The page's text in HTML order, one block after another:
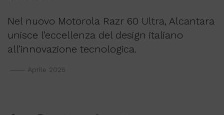
Nel nuovo Motorola Razr 60 Ultra, Alcantara
unisce l’eccellenza del design italiano
all’innovazione tecnologica.
Aprile 2025